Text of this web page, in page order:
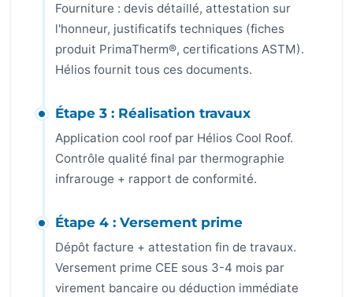
Fourniture : devis détaillé, attestation sur
l'honneur, justificatifs techniques (fiches
produit PrimaTherm®, certifications ASTM).
Hélios fournit tous ces documents.
Étape 3 : Réalisation travaux
Application cool roof par Hélios Cool Roof.
Contrôle qualité final par thermographie
infrarouge + rapport de conformité.
Étape 4 : Versement prime
Dépôt facture + attestation fin de travaux.
Versement prime CEE sous 3-4 mois par
virement bancaire ou déduction immédiate